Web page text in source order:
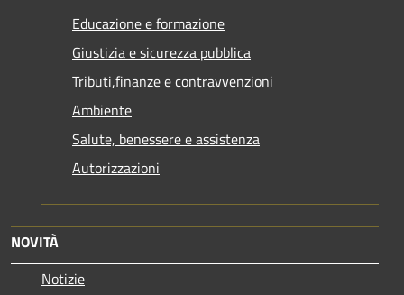
Educazione e formazione
Giustizia e sicurezza pubblica
Tributi,finanze e contravvenzioni
Ambiente
Salute, benessere e assistenza
Autorizzazioni
NOVITÀ
Notizie